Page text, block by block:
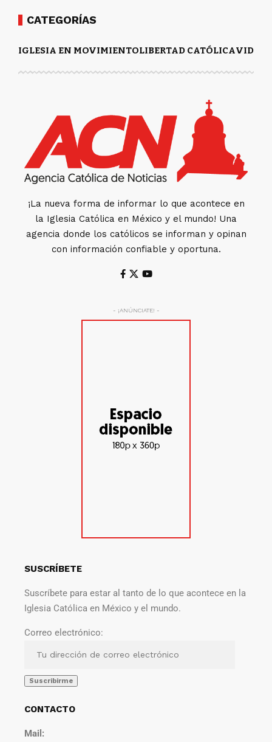
CATEGORÍAS
IGLESIA EN MOVIMIENTOLIBERTAD CATÓLICAVIDA
¡La nueva forma de informar lo que acontece en
la Iglesia Católica en México y el mundo! Una
agencia donde los católicos se informan y opinan
con información confiable y oportuna.
- ¡ANÚNCIATE! -
SUSCRÍBETE
Suscríbete para estar al tanto de lo que acontece en la
Iglesia Católica en México y el mundo.
Correo electrónico:
CONTACTO
Mail: